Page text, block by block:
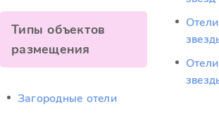
Типы объектов
размещения
Загородные отели